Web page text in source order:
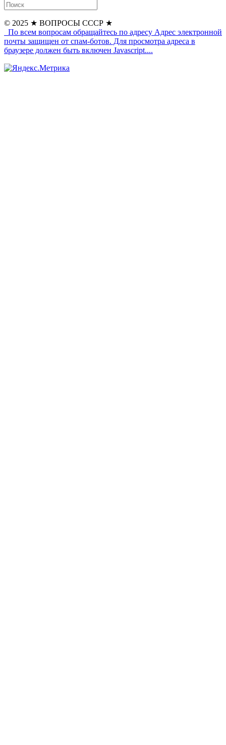
© 2025 ★ ВОПРОСЫ СССР ★
По всем вопросам обращайтесь по адресу Адрес электронной
почты защищен от спам-ботов. Для просмотра адреса в
браузере должен быть включен Javascript....